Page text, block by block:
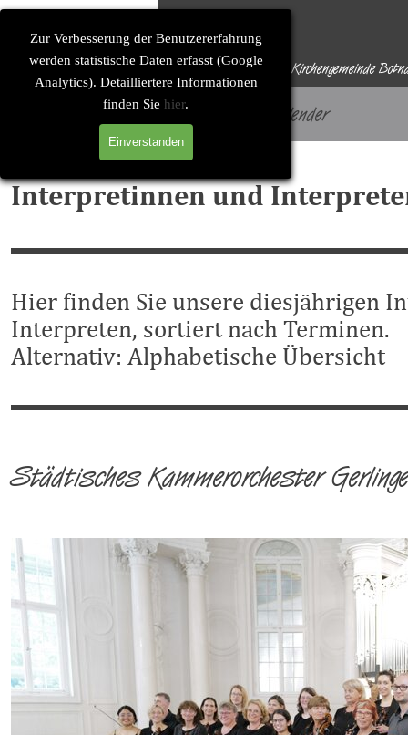
Zur Verbesserung der Benutzererfahrung
werden statistische Daten erfasst (Google
Analytics). Detailliertere Informationen
finden Sie hier.
Einverstanden
Direkt zum Seiteninhalt
Solitude-Soirée
Konzertkalender
Eine Konzertreihe der Evangelischen Kirchengemeinde
Interpretinnen und
Hier finden Sie unsere diesjährigen
Interpreten, sortiert nach Terminen.
Alternativ: Alphabetische Übersicht
Städtisches Kammerorchester